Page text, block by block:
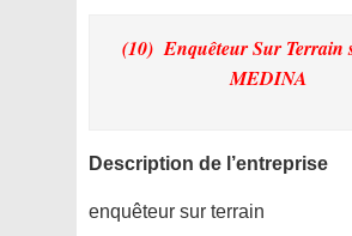
(10) Enquêteur Sur Terrain
MEDINA
Description de l’entreprise
enquêteur sur terrain